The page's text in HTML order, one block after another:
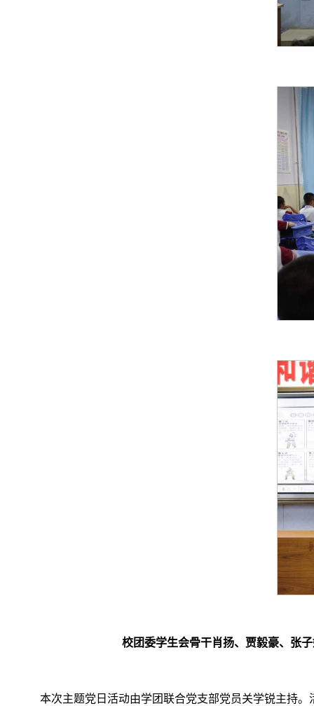
校团委学生会骨干肖扬、贾毅豪、张
本次主题党日活动由学团联合党支部党员关学锐主持